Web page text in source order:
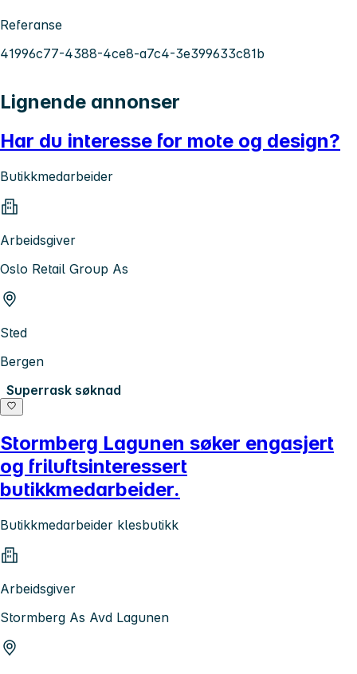
Referanse
41996c77-4388-4ce8-a7c4-3e399633c81b
Lignende annonser
Har du interesse for mote og design?
Butikkmedarbeider
Arbeidsgiver
Oslo Retail Group As
Sted
Bergen
Superrask søknad
Stormberg Lagunen søker engasjert
og friluftsinteressert
butikkmedarbeider.
Butikkmedarbeider klesbutikk
Arbeidsgiver
Stormberg As Avd Lagunen